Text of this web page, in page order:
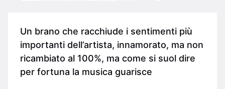
Un brano che racchiude i sentimenti più
importanti dell’artista, innamorato, ma non
ricambiato al 100%, ma come si suol dire
per fortuna la musica guarisce